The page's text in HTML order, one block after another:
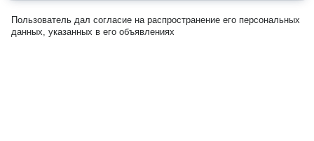
Пользователь дал согласие на распространение его персональных
данных, указанных в его объявлениях